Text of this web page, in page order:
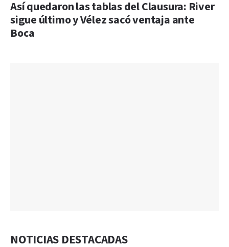
Así quedaron las tablas del Clausura: River
sigue último y Vélez sacó ventaja ante
Boca
NOTICIAS DESTACADAS